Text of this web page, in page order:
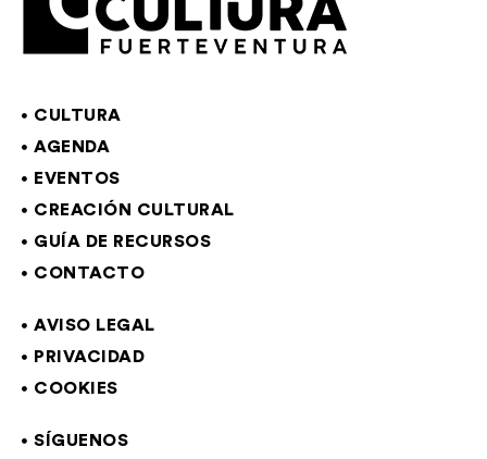
CULTURA
AGENDA
EVENTOS
CREACIÓN CULTURAL
GUÍA DE RECURSOS
CONTACTO
AVISO LEGAL
PRIVACIDAD
COOKIES
SÍGUENOS